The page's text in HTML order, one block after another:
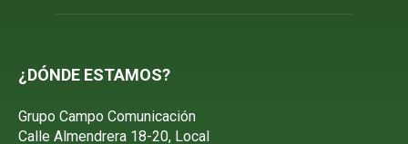
¿DÓNDE ESTAMOS?
Grupo Campo Comunicación
Calle Almendrera 18-20, Local